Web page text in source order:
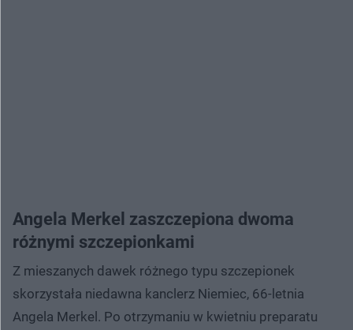
Angela Merkel zaszczepiona dwoma
różnymi szczepionkami
Z mieszanych dawek różnego typu szczepionek
skorzystała niedawna kanclerz Niemiec, 66-letnia
Angela Merkel. Po otrzymaniu w kwietniu preparatu